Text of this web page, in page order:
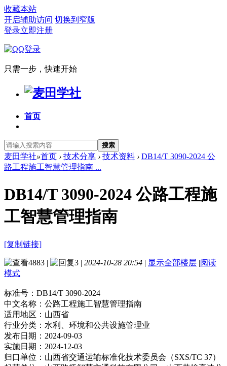
收藏本站
开启辅助访问 切换到窄版
登录立即注册
只需一步，快速开始
首页
搜索
麦田学社»首页 › 技术分享 › 技术资料 › DB14/T 3090-2024 公
路工程施工智慧管理指南 ...
DB14/T 3090-2024 公路工程施
工智慧管理指南
[复制链接]
4883 | 3 | 2024-10-28 20:54 | 显示全部楼层 |阅读
模式
标准号： DB14/T 3090-2024
中文名称： 公路工程施工智慧管理指南
适用地区： 山西省
行业分类： 水利、环境和公共设施管理业
发布日期： 2024-09-03
实施日期： 2024-12-03
归口单位： 山西省交通运输标准化技术委员会（SXS/TC 37）